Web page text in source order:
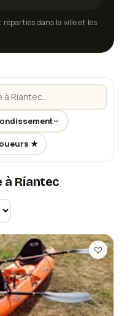
réparties dans la ville et les
★
à Riantec